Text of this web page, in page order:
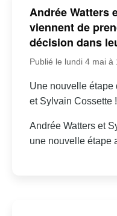
Andrée Watters
viennent de
décision dans
Publié le lundi 4 mai à
Une nouvelle étape
et Sylvain Cossette !
Andrée Watters et
une nouvelle étape